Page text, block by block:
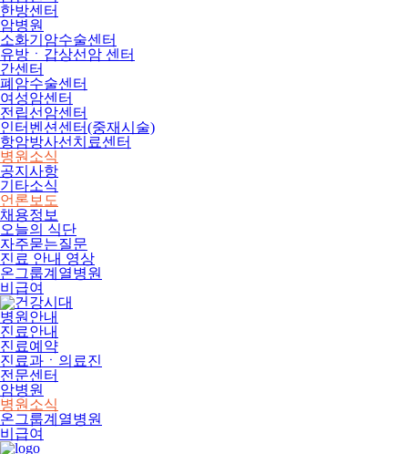
한방센터
암병원
소화기암수술센터
유방ㆍ갑상선암 센터
간센터
폐암수술센터
여성암센터
전립선암센터
인터벤션센터(중재시술)
항암방사선치료센터
병원소식
공지사항
기타소식
언론보도
채용정보
오늘의 식단
자주묻는질문
진료 안내 영상
온그룹계열병원
비급여
병원안내
진료안내
진료예약
진료과ㆍ의료진
전문센터
암병원
병원소식
온그룹계열병원
비급여